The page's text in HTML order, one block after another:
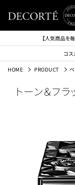
【人気商品を
コス
HOME PRODUCT
トーン＆フ